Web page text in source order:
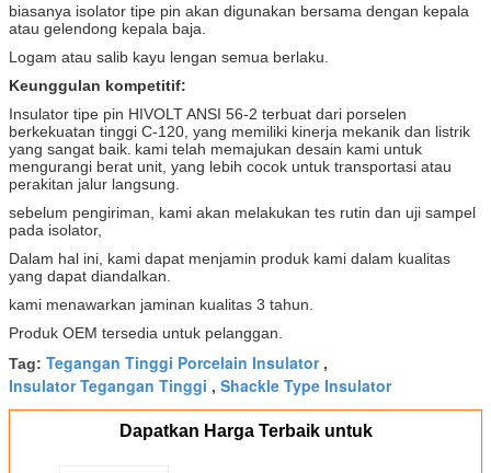
biasanya isolator tipe pin akan digunakan bersama dengan kepala
atau gelendong kepala baja.
Logam atau salib kayu lengan semua berlaku.
Keunggulan kompetitif:
Insulator tipe pin HIVOLT ANSI 56-2 terbuat dari porselen
berkekuatan tinggi C-120, yang memiliki kinerja mekanik dan listrik
yang sangat baik. kami telah memajukan desain kami untuk
mengurangi berat unit, yang lebih cocok untuk transportasi atau
perakitan jalur langsung.
sebelum pengiriman, kami akan melakukan tes rutin dan uji sampel
pada isolator,
Dalam hal ini, kami dapat menjamin produk kami dalam kualitas
yang dapat diandalkan.
kami menawarkan jaminan kualitas 3 tahun.
Produk OEM tersedia untuk pelanggan.
Tag: Tegangan Tinggi Porcelain Insulator,
Insulator Tegangan Tinggi , Shackle Type Insulator
Dapatkan Harga Terbaik untuk